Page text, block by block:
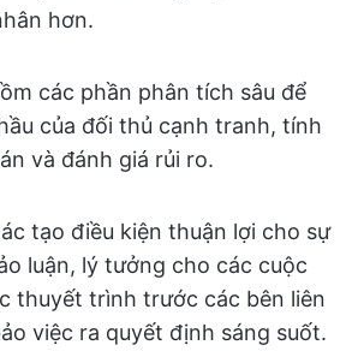
hơn.
các phần phân tích sâu để
của đối thủ cạnh tranh, tính
và đánh giá rủi ro.
tạo điều kiện thuận lợi cho sự
luận, lý tưởng cho các cuộc
thuyết trình trước các bên liên
việc ra quyết định sáng suốt.